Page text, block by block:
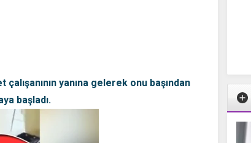
yanına gelerek onu başından
başladı.